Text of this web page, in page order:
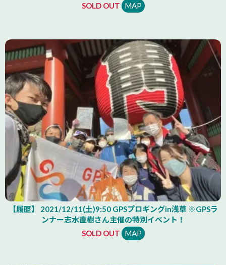
SOLD OUT
MAP
【履歴】 2021/12/11(土)9:50 GPSプロギングin浅草 ※GPSラ
ンナー志水直樹さん主催の特別イベント！
SOLD OUT
MAP